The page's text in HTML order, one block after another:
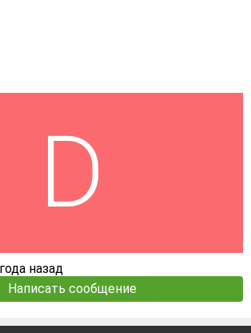
назад
Написать сообщение